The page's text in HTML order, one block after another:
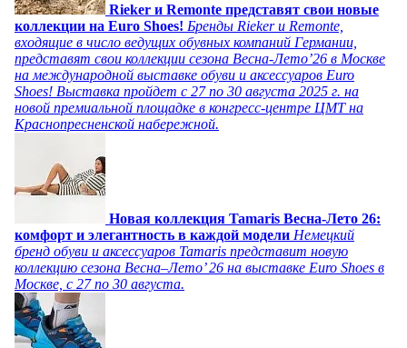
Rieker и Remonte представят свои новые
коллекции на Euro Shoes! Бренды Rieker и Remonte,
входящие в число ведущих обувных компаний Германии,
представят свои коллекции сезона Весна-Лето’26 в Москве
на международной выставке обуви и аксессуаров Euro
Shoes! Выставка пройдет c 27 по 30 августа 2025 г. на
новой премиальной площадке в конгресс-центре ЦМТ на
Краснопресненской набережной.
Новая коллекция Tamaris Весна-Лето 26:
комфорт и элегантность в каждой модели Немецкий
бренд обуви и аксессуаров Tamaris представит новую
коллекцию сезона Весна–Лето’ 26 на выставке Euro Shoes в
Москве, с 27 по 30 августа.